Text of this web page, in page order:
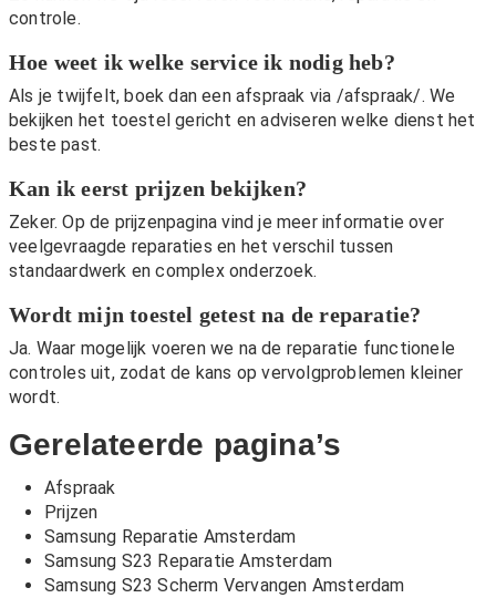
controle.
Hoe weet ik welke service ik nodig heb?
Als je twijfelt, boek dan een afspraak via /afspraak/. We
bekijken het toestel gericht en adviseren welke dienst het
beste past.
Kan ik eerst prijzen bekijken?
Zeker. Op de prijzenpagina vind je meer informatie over
veelgevraagde reparaties en het verschil tussen
standaardwerk en complex onderzoek.
Wordt mijn toestel getest na de reparatie?
Ja. Waar mogelijk voeren we na de reparatie functionele
controles uit, zodat de kans op vervolgproblemen kleiner
wordt.
Gerelateerde pagina’s
Afspraak
Prijzen
Samsung Reparatie Amsterdam
Samsung S23 Reparatie Amsterdam
Samsung S23 Scherm Vervangen Amsterdam